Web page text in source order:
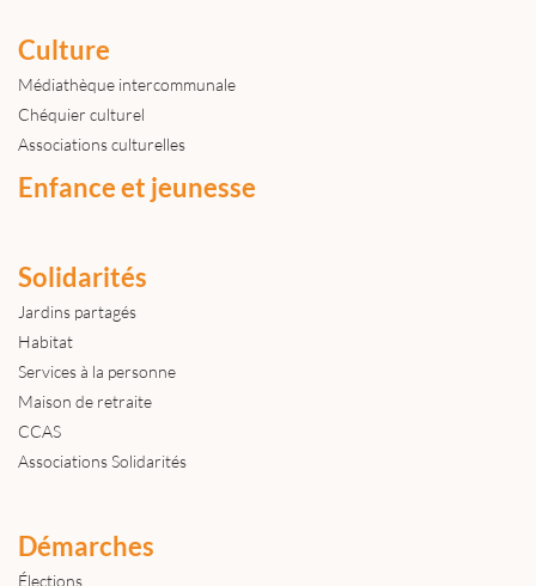
Culture
Médiathèque intercommunale
Chéquier culturel
Associations culturelles
Enfance et jeunesse
Solidarités
Jardins partagés
Habitat
Services à la personne
Maison de retraite
CCAS
Associations Solidarités
Démarches
Élections